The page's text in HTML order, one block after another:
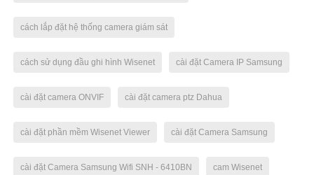
cách lắp đặt hệ thống camera giám sát
cách sử dụng đầu ghi hình Wisenet cài đặt Camera IP Samsung
cài đặt camera ONVIF cài đặt camera ptz Dahua
cài đặt phần mềm Wisenet Viewer cài đặt Camera Samsung
cài đặt Camera Samsung Wifi SNH - 6410BN cam Wisenet